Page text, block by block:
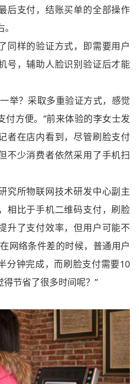
后支付，结账买单的全部操作
样的验证方式，即需要用户
号，辅助人脸识别验证后才能
？采取多重验证方式，感觉
付方便。”前来体验的李女士发
者在店内看到，尽管刷脸支付
不少消费者依然采用了手机扫
所物联网技术研发中心副主
相比于手机二维码支付，刷脸
升了支付效率，但用户可能不
网络条件差的时候，普通用户
分钟完成，而刷脸支付需要10
节省了很多时间呢？”